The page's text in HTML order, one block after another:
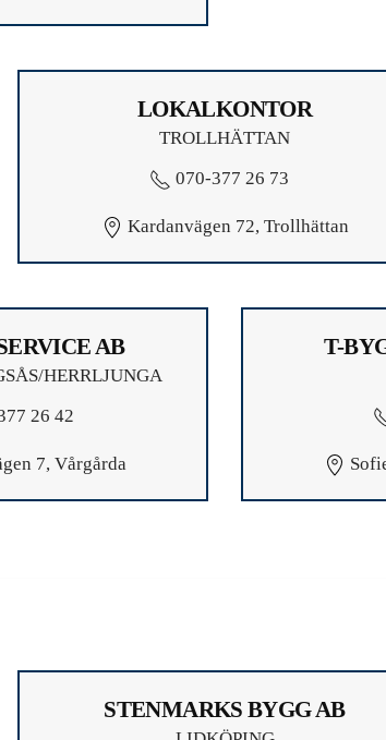
LOKALKONTOR
TROLLHÄTTAN
070-377 26 73
Kardanvägen 72, Trollhättan
AB
HERRLJUNGA
26 42
7, Vårgårda
T-
STENMARKS BYGG AB